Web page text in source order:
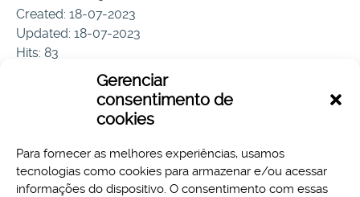
Gerenciar
consentimento de
cookies
Para fornecer as melhores experiências, usamos
tecnologias como cookies para armazenar e/ou acessar
informações do dispositivo. O consentimento com essas
Created: 18-07-2023
Updated: 18-07-2023
Hits: 83
Download Preview